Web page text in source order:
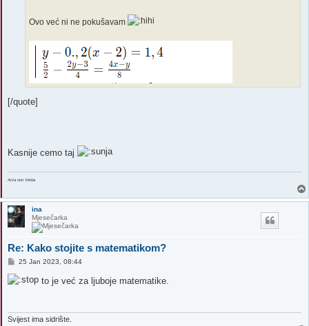
Ovo već ni ne pokušavam
[/quote]
Kasnije cemo taj
Acta non Verba
ina
Mjesečarka
Re: Kako stojite s matematikom?
P
s
t
25 Jan 2023, 08:44
to je već za ljuboje matematike.
Svijest ima sidrište.